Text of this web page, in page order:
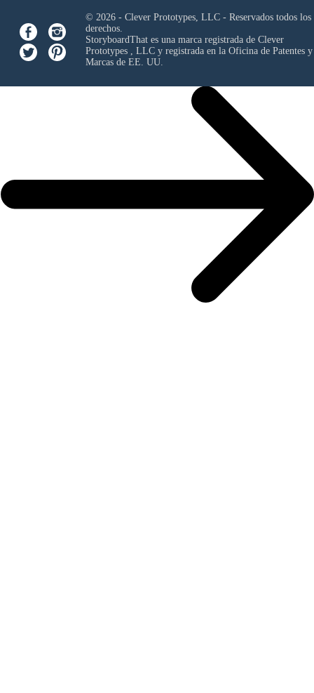
© 2026 - Clever Prototypes, LLC - Reservados todos los
derechos.
StoryboardThat es una marca registrada de Clever
Prototypes , LLCy registrada en la Oficina de Patentes y
Marcas de EE. UU.